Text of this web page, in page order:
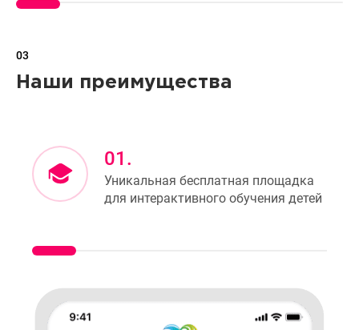
03
Наши преимущества
01.
Уникальная бесплатная площадка
для интерактивного обучения детей